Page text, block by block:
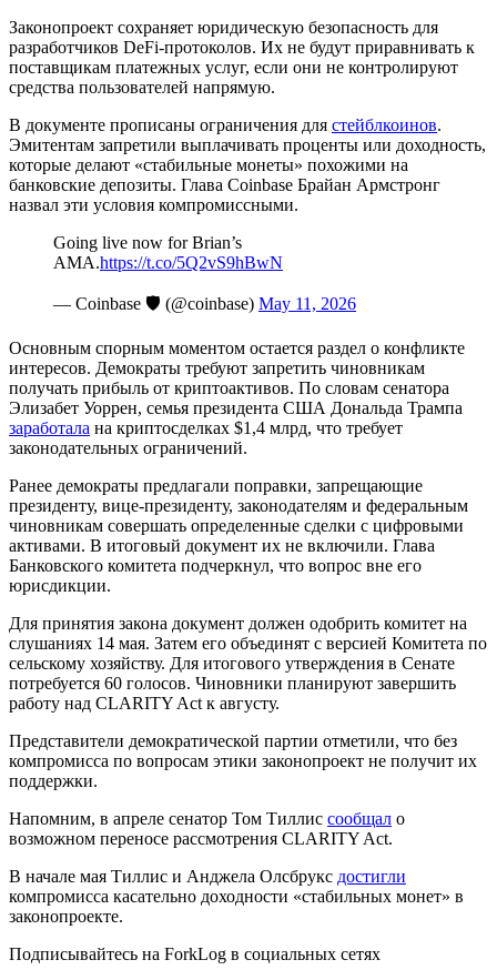
Законопроект сохраняет юридическую безопасность для
разработчиков DeFi-протоколов. Их не будут приравнивать к
поставщикам платежных услуг, если они не контролируют
средства пользователей напрямую.
В документе прописаны ограничения для стейблкоинов.
Эмитентам запретили выплачивать проценты или доходность,
которые делают «стабильные монеты» похожими на
банковские депозиты. Глава Coinbase Брайан Армстронг
назвал эти условия компромиссными.
Going live now for Brian’s
AMA.https://t.co/5Q2vS9hBwN
— Coinbase 🛡️ (@coinbase) May 11, 2026
Основным спорным моментом остается раздел о конфликте
интересов. Демократы требуют запретить чиновникам
получать прибыль от криптоактивов. По словам сенатора
Элизабет Уоррен, семья президента США Дональда Трампа
заработала на криптосделках $1,4 млрд, что требует
законодательных ограничений.
Ранее демократы предлагали поправки, запрещающие
президенту, вице-президенту, законодателям и федеральным
чиновникам совершать определенные сделки с цифровыми
активами. В итоговый документ их не включили. Глава
Банковского комитета подчеркнул, что вопрос вне его
юрисдикции.
Для принятия закона документ должен одобрить комитет на
слушаниях 14 мая. Затем его объединят с версией Комитета по
сельскому хозяйству. Для итогового утверждения в Сенате
потребуется 60 голосов. Чиновники планируют завершить
работу над CLARITY Act к августу.
Представители демократической партии отметили, что без
компромисса по вопросам этики законопроект не получит их
поддержки.
Напомним, в апреле сенатор Том Тиллис сообщал о
возможном переносе рассмотрения CLARITY Act.
В начале мая Тиллис и Анджела Олсбрукс достигли
компромисса касательно доходности «стабильных монет» в
законопроекте.
Подписывайтесь на ForkLog в социальных сетях